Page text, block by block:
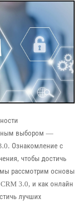
выбором —
Ознакомление с
чтобы достичь
мы рассмотрим основы
3.0, и как онлайн
лучших